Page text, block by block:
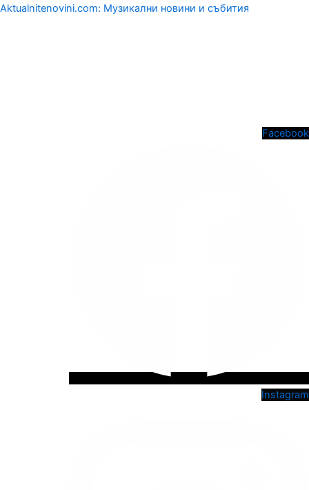
Aktualnitenovini.com: Музикални новини и събития
Facebook
Instagram
Menu